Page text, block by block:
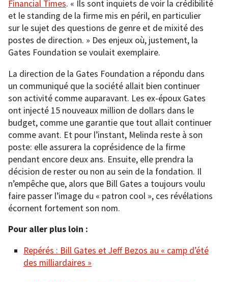
Financial Times. « Ils sont inquiets de voir la crédibilité
et le standing de la firme mis en péril, en particulier
sur le sujet des questions de genre et de mixité des
postes de direction. » Des enjeux où, justement, la
Gates Foundation se voulait exemplaire.
La direction de la Gates Foundation a répondu dans
un communiqué que la société allait bien continuer
son activité comme auparavant. Les ex-époux Gates
ont injecté 15 nouveaux million de dollars dans le
budget, comme une garantie que tout allait continuer
comme avant. Et pour l’instant, Melinda reste à son
poste: elle assurera la coprésidence de la firme
pendant encore deux ans. Ensuite, elle prendra la
décision de rester ou non au sein de la fondation. Il
n’empêche que, alors que Bill Gates a toujours voulu
faire passer l’image du « patron cool », ces révélations
écornent fortement son nom.
Pour aller plus loin :
Repérés : Bill Gates et Jeff Bezos au « camp d’été
des milliardaires »